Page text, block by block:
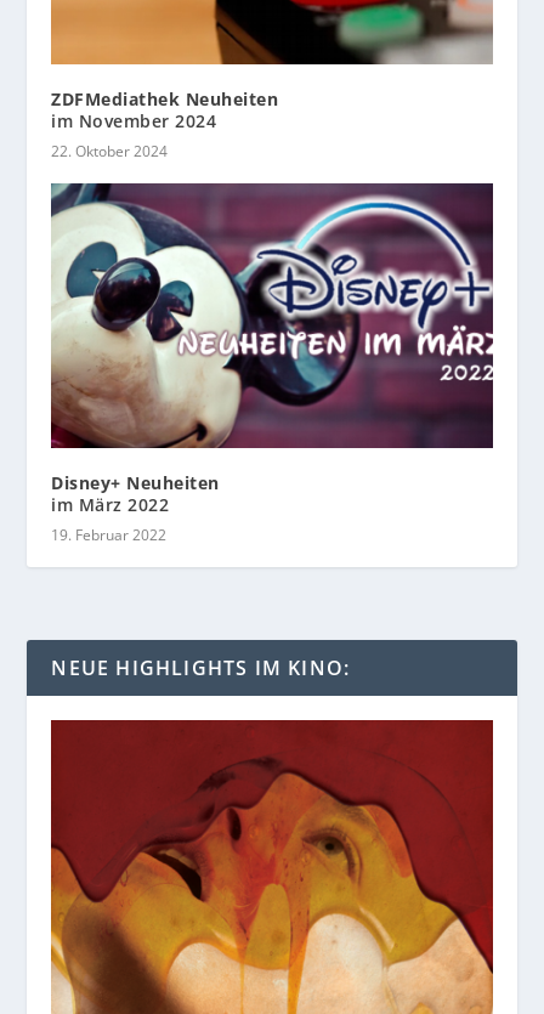
ZDFMediathek Neuheiten
im November 2024
22. Oktober 2024
Disney+ Neuheiten
im März 2022
19. Februar 2022
NEUE HIGHLIGHTS IM KINO: